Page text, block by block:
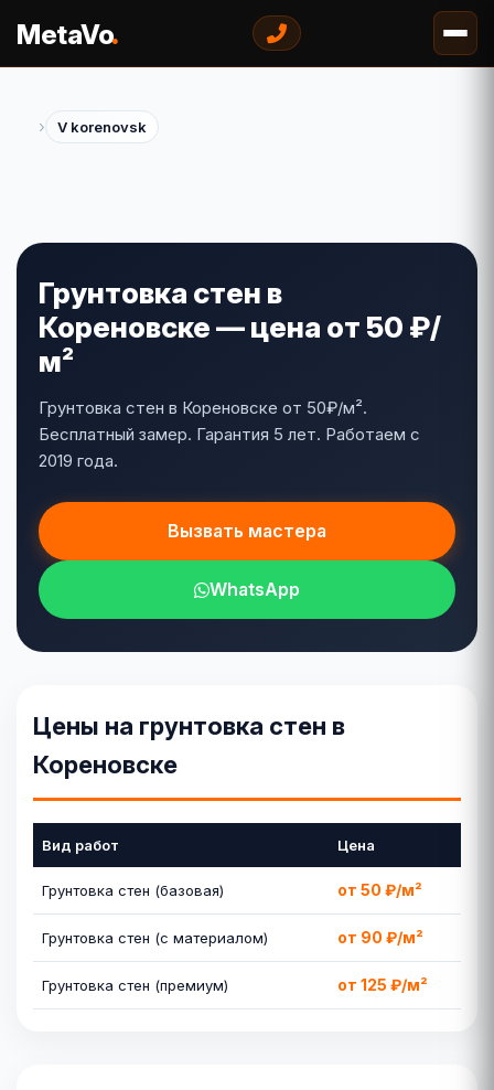
MetaVo.
› V korenovsk
Грунтовка стен в
Кореновске — цена от 50 ₽/
м²
Грунтовка стен в Кореновске от 50₽/м².
Бесплатный замер. Гарантия 5 лет. Работаем с
2019 года.
Вызвать мастера
WhatsApp
Цены на грунтовка стен в
Кореновске
Вид работ Цена
Грунтовка стен (базовая) от 50 ₽/м²
Грунтовка стен (с материалом) от 90 ₽/м²
Грунтовка стен (премиум) от 125 ₽/м²